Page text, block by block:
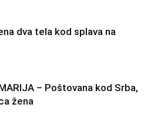
dva tela kod splava na
– Poštovana kod Srba,
žena